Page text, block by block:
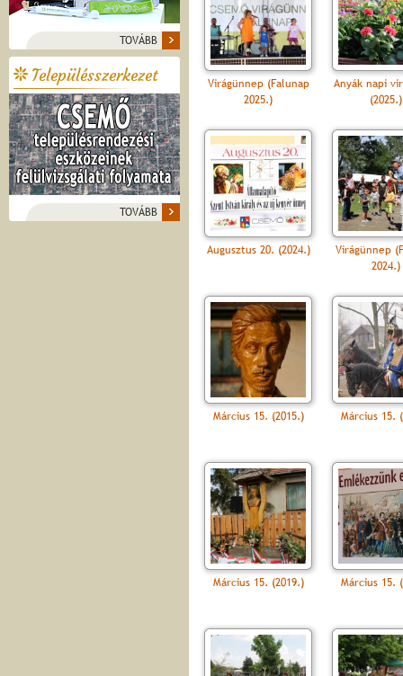
TOVÁBB
Településszerkezet
TOVÁBB
Virágünnep (Falunap
2025.)
Anyák napi
(2025.)
Augusztus 20. (2024.)
Virágünnep
2024.)
Március 15. (2015.) Március 15.
Március 15. (2019.) Március 15.